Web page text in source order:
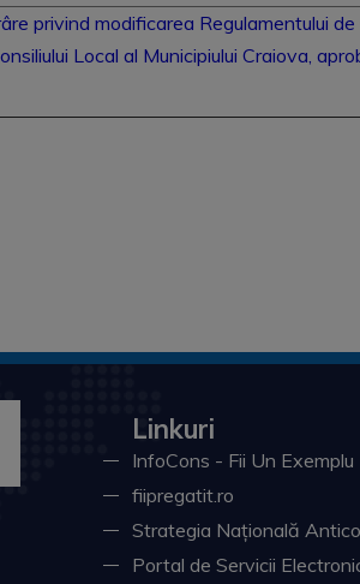
privind modificarea Regulamentului de
Local al Municipiului Craiova,
Linkuri
InfoCons - Fii Un Exemplu
fiipregatit.ro
Strategia Națională
Portal de Servicii